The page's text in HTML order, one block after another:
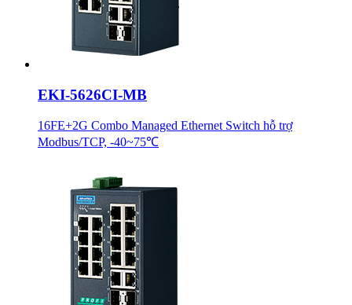
EKI-5626CI-MB
16FE+2G Combo Managed Ethernet Switch hỗ trợ
Modbus/TCP, -40~75℃